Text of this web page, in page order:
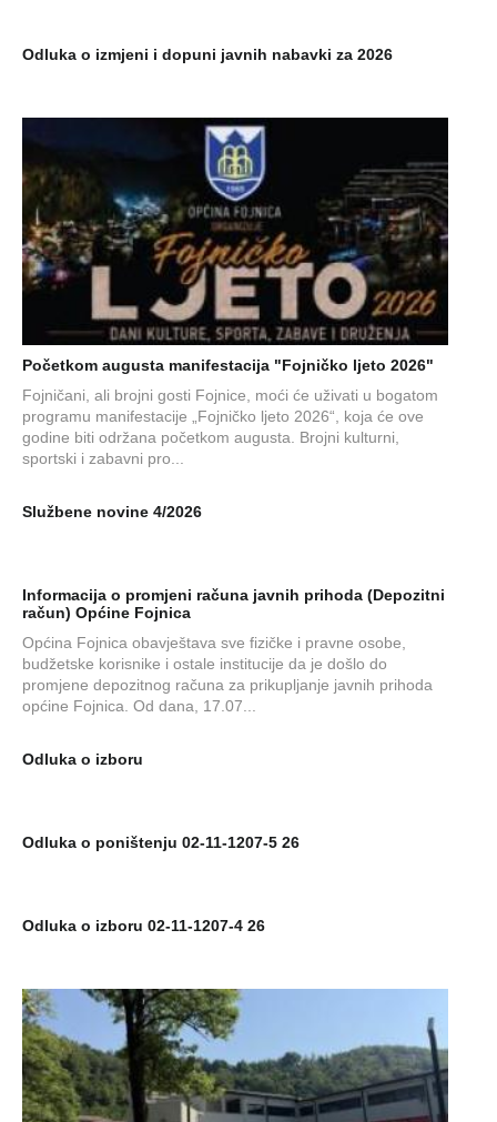
Odluka o izmjeni i dopuni javnih nabavki za 2026
Početkom augusta manifestacija "Fojničko ljeto 2026"
Fojničani, ali brojni gosti Fojnice, moći će uživati u bogatom
programu manifestacije „Fojničko ljeto 2026“, koja će ove
godine biti održana početkom augusta. Brojni kulturni,
sportski i zabavni pro...
Službene novine 4/2026
Informacija o promjeni računa javnih prihoda (Depozitni
račun) Općine Fojnica
Općina Fojnica obavještava sve fizičke i pravne osobe,
budžetske korisnike i ostale institucije da je došlo do
promjene depozitnog računa za prikupljanje javnih prihoda
općine Fojnica. Od dana, 17.07...
Odluka o izboru
Odluka o poništenju 02-11-1207-5 26
Odluka o izboru 02-11-1207-4 26